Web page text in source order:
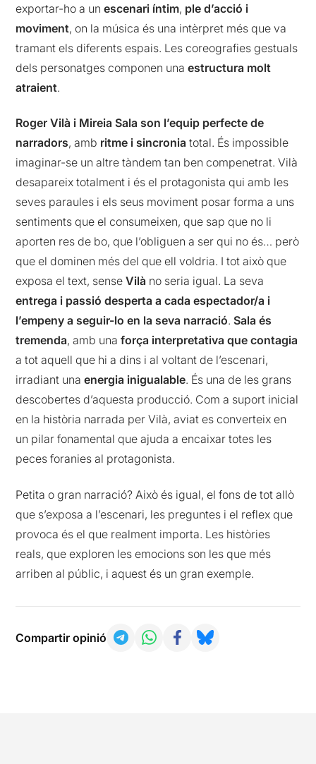
exportar-ho a unescenari íntim, ple d’acció i
moviment, on la música és una intèrpret més que va
tramant els diferents espais. Les coreografies gestuals
dels personatges componen unaestructura molt
atraient.
Roger Vilà i Mireia Sala son l’equip perfecte de
narradors, amb ritme i sincronia total. És impossible
imaginar-se un altre tàndem tan ben compenetrat. Vilà
desapareix totalment i és el protagonista qui amb les
seves paraules i els seus moviment posar forma a uns
sentiments que el consumeixen, que sap que no li
aporten res de bo, que l’obliguen a ser qui no és… però
que el dominen més del que ell voldria. I tot això que
exposa el text, senseVilà no seria igual. La seva
entrega i passió desperta a cada espectador/a i
l’empeny a seguir-lo en la seva narració.Sala és
tremenda, amb unaforça interpretativa que contagia
a tot aquell que hi a dins i al voltant de l’escenari,
irradiant unaenergia inigualable. És una de les grans
descobertes d’aquesta producció. Com a suport inicial
en la història narrada per Vilà, aviat es converteix en
un pilar fonamental que ajuda a encaixar totes les
peces foranies al protagonista.
Petita o gran narració? Això és igual, el fons de tot allò
que s’exposa a l’escenari, les preguntes i el reflex que
provoca és el que realment importa. Les històries
reals, que exploren les emocions son les que més
arriben al públic, i aquest és un gran exemple.
Compartir opinió